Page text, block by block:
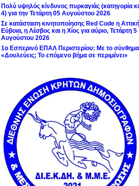
Πολύ υψηλός κίνδυνος πυρκαγιάς (κατηγορία
4) για την Τετάρτη 05 Αυγούστου 2026
Σε κατάσταση κινητοποίησης Red Code η
Εύβοια, η Λέσβος και η Χίος για αύριο, Τετάρτη 5
Αυγούστου 2026
1ο Εσπερινό ΕΠΑΛ Περιστερίου: Με το σύνθημα
«Δουλεύεις; Το επόμενο βήμα σε περιμένει»